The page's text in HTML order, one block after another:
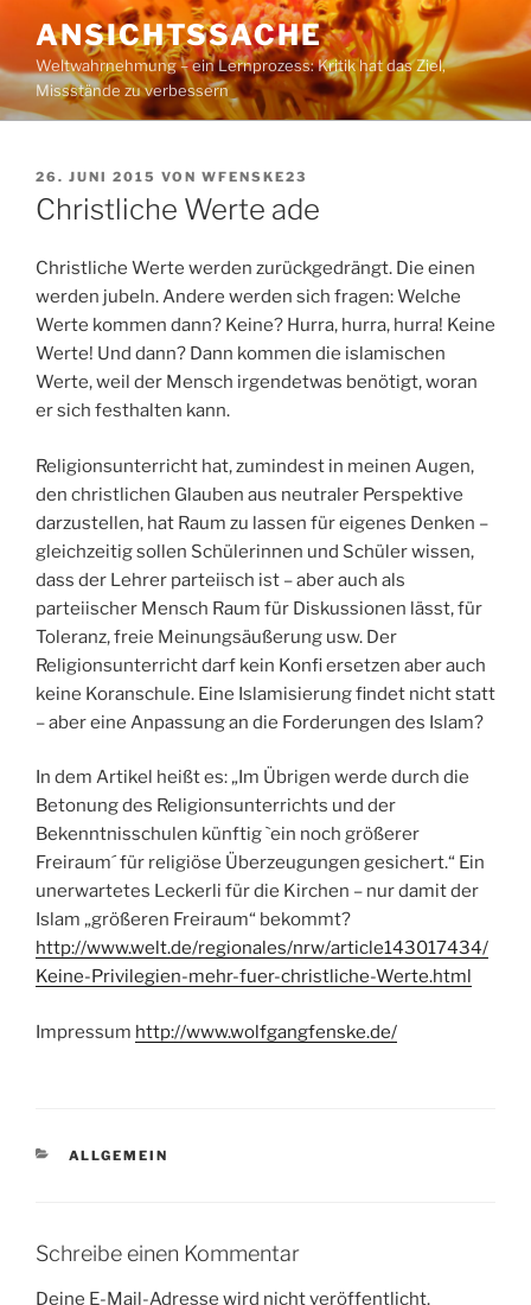
Inhalt
springen
ANSICHTSSACHE
Weltwahrnehmung – ein Lernprozess: Kritik hat das Ziel,
Missstände zu verbessern
VERÖFFENTLICHT
AM
26. JUNI 2015 VON WFENSKE23
Christliche Werte ade
Christliche Werte werden zurückgedrängt. Die einen
werden jubeln. Andere werden sich fragen: Welche
Werte kommen dann? Keine? Hurra, hurra, hurra! Keine
Werte! Und dann? Dann kommen die islamischen
Werte, weil der Mensch irgendetwas benötigt, woran
er sich festhalten kann.
Religionsunterricht hat, zumindest in meinen Augen,
den christlichen Glauben aus neutraler Perspektive
darzustellen, hat Raum zu lassen für eigenes Denken –
gleichzeitig sollen Schülerinnen und Schüler wissen,
dass der Lehrer parteiisch ist – aber auch als
parteiischer Mensch Raum für Diskussionen lässt, für
Toleranz, freie Meinungsäußerung usw. Der
Religionsunterricht darf kein Konfi ersetzen aber auch
keine Koranschule. Eine Islamisierung findet nicht statt
– aber eine Anpassung an die Forderungen des Islam?
In dem Artikel heißt es: „Im Übrigen werde durch die
Betonung des Religionsunterrichts und der
Bekenntnisschulen künftig `ein noch größerer
Freiraum´ für religiöse Überzeugungen gesichert.“ Ein
unerwartetes Leckerli für die Kirchen – nur damit der
Islam „größeren Freiraum“ bekommt?
http://www.welt.de/regionales/nrw/article143017434/
Keine-Privilegien-mehr-fuer-christliche-Werte.html
Impressum http://www.wolfgangfenske.de/
KATEGORIEN
ALLGEMEIN
Schreibe einen Kommentar
Deine E-Mail-Adresse wird nicht veröffentlicht.